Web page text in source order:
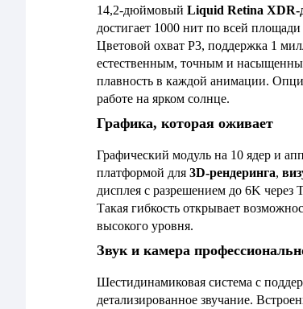
14,2-дюймовый Liquid Retina XDR-
достигает 1000 нит по всей площади
Цветовой охват P3, поддержка 1
естественным, точным и
плавность в каждой анимации.
работе на ярком солнце.
Графика, которая оживает
Графический модуль на 10 ядер и
платформой для 3D-рендеринга,
дисплея с разрешением до 6K через
Такая гибкость открывает
высокого уровня.
Звук и камера
Шестидинамиковая система с
детализированное звучание.